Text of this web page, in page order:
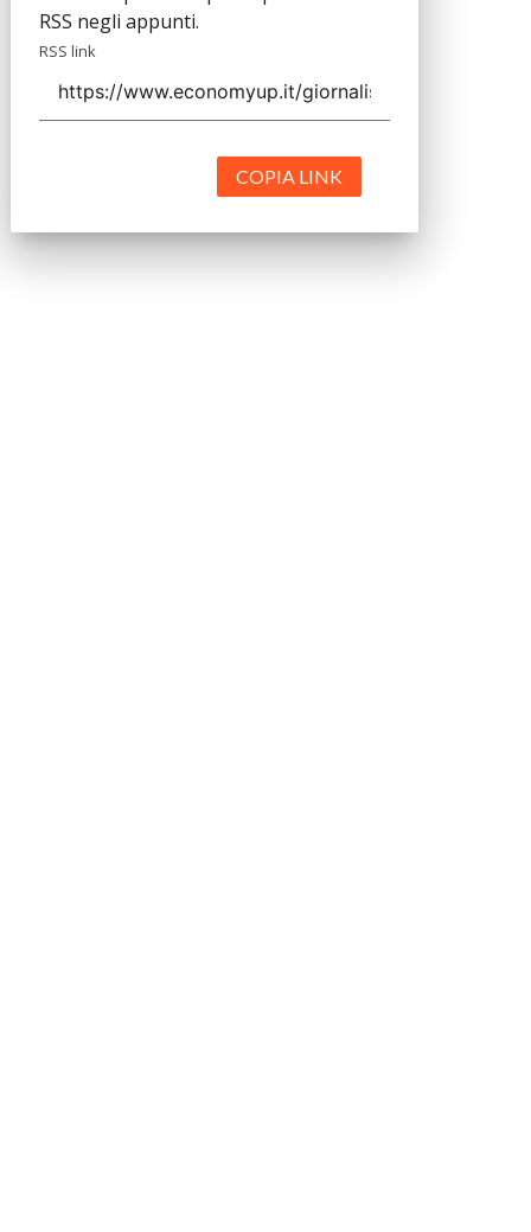
RSS negli appunti.
RSS link
COPIA LINK